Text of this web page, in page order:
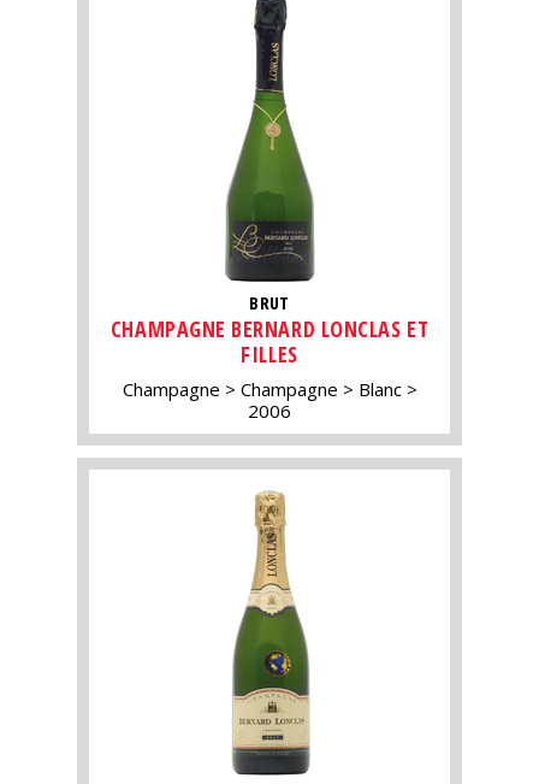
BRUT
CHAMPAGNE BERNARD LONCLAS ET
FILLES
Champagne Champagne
Blanc
2006